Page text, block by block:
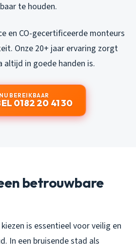
te houden.
en CO-gecertificeerde monteurs
Onze 20+ jaar ervaring zorgt
altijd in goede handen is.
BEREIKBAAR
0182 20 41 30
betrouwbare
is essentieel voor veilig en
In een bruisende stad als